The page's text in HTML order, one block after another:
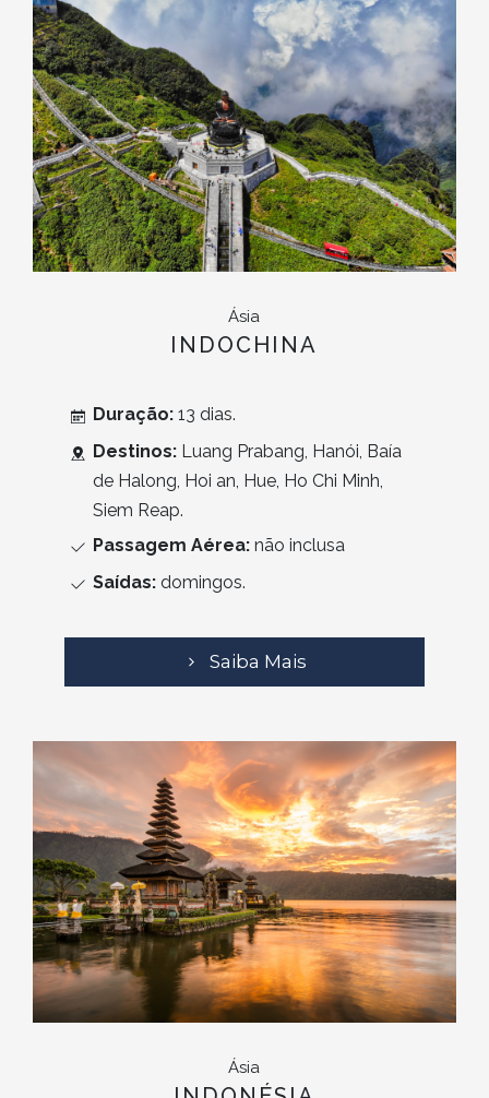
Ásia
INDOCHINA
Duração:13 dias.
Destinos: Luang Prabang, Hanói, Baía
de Halong, Hoi an, Hue, Ho Chi Minh,
Siem Reap.
Passagem Aérea:não inclusa
Saídas:domingos.
Saiba Mais
Ásia